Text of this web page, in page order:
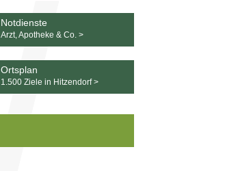
Notdienste
Arzt, Apotheke & Co. >
Ortsplan
1.500 Ziele in Hitzendorf >